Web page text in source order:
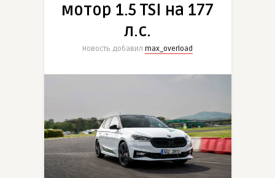
мотор 1.5 TSI на 177
л.с.
Новость добавил max_overload